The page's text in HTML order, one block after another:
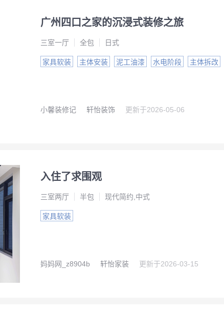
广州四口之家的沉浸式装修之旅
三室一厅 全包 日式
家具软装 主体安装 泥工油漆 水电阶段 主体拆改
小馨装修记 轩怡装饰 更新于2026-05-06
入住了求围观
三室两厅 半包 现代简约,中式
家具软装
妈妈网_z8904b 轩怡家装 更新于2026-03-15